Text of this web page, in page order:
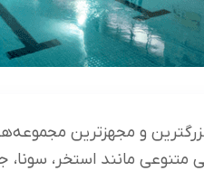
و مجهزترین
مانند استخر، سونا،